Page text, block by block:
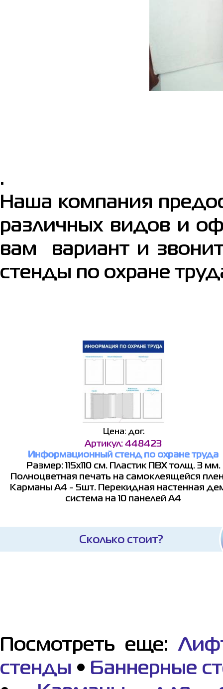
.
Наша компания
различных видов и
вам вариант и
стенды по охране
Цена: дог.
Артикул: 448423
Информационный стенд по охране труда
Размер: 115х110 см. Пластик ПВХ толщ. 3 мм.
Полноцветная печать на самоклеящейся
Карманы А4 - 5шт. Перекидная настенная
система на 10 панелей А4
Сколько стоит?
Посмотреть еще:
стенды • Баннерные